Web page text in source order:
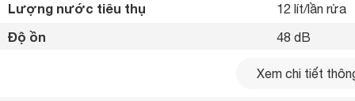
Lượng nước tiêu thụ 12 lít/lần rửa
Độ ồn 48 dB
13 bộ
Xem chi tiết